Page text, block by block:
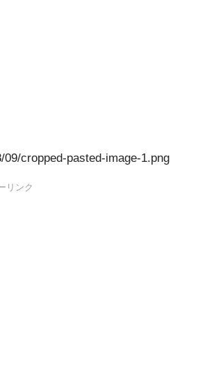
cropped-pasted-image-1.png
リンク